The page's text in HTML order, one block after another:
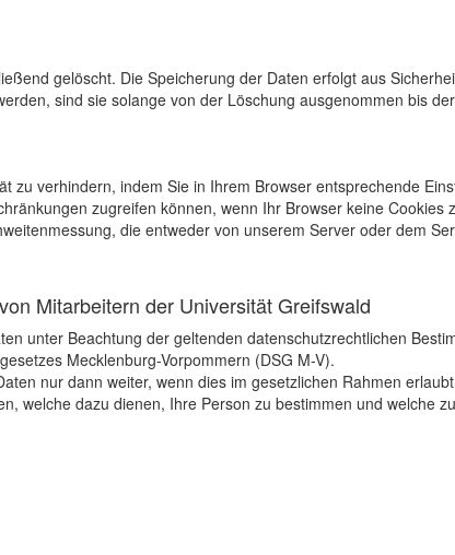
gelöscht. Die Speicherung der Daten erfolgt aus
sind sie solange von der Löschung ausgenommen bis
zu verhindern, indem Sie in Ihrem Browser entsprechende
zugreifen können, wenn Ihr Browser keine Cookies
die entweder von unserem Server oder dem
Mitarbeitern der Universität Greifswald
unter Beachtung der geltenden datenschutzrechtlichen
Mecklenburg-Vorpommern (DSG M-V).
nur dann weiter, wenn dies im gesetzlichen Rahmen
welche dazu dienen, Ihre Person zu bestimmen und welche